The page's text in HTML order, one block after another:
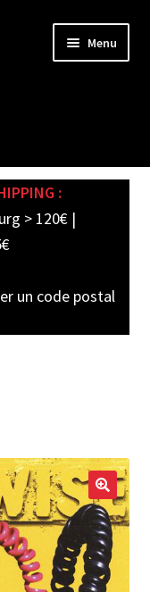
Menu
child
:
> 120€ |
un code postal